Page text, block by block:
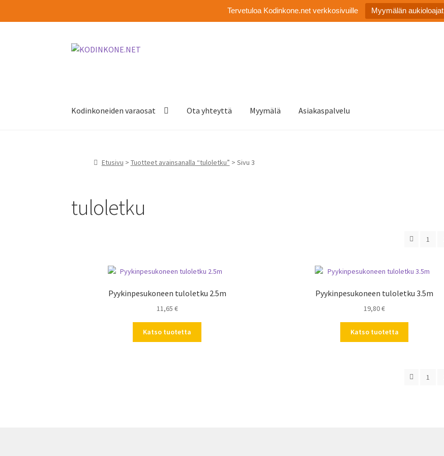
Tervetuloa Kodinkone.net verkkosivuille Myymälän aukioloajat
Siirry
Siirry
Kodinkoneiden varaosat Ota yhteyttä Myymälä Asiakaspalvelu
Etusivu > Tuotteet avainsanalla “tuloletku” > Sivu 3
tuloletku
1
Pyykinpesukoneen tuloletku 2.5m
11,65 €
Katso tuotetta
Pyykinpesukoneen tuloletku 3.5m
19,80€
Katso tuotetta
1